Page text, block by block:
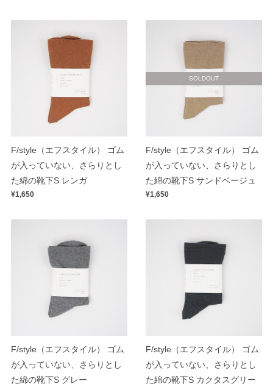
F/style（エフスタイル） ゴム
が入っていない、さらりとし
た綿の靴下S レンガ
¥1,650
SOLDOUT
F/style（エフスタイル） ゴム
が入っていない、さらりとし
た綿の靴下S サンドベージュ
¥1,650
F/style（エフスタイル） ゴム
が入っていない、さらりとし
た綿の靴下S グレー
F/style（エフスタイル） ゴム
が入っていない、さらりとし
た綿の靴下S カクタスグリー